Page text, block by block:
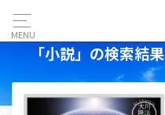
MENU
「小説」の検索結果